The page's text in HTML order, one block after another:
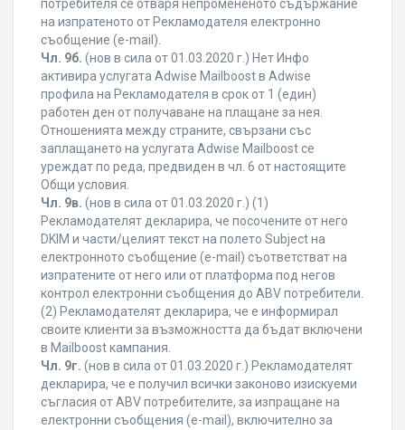
потребителя се отваря непромененото съдържание
на изпратеното от Рекламодателя електронно
съобщение (e-mail).
Чл. 9б. (нов в сила от 01.03.2020 г.) Нет Инфо
активира услугата Adwise Mailboost в Adwise
профила на Рекламодателя в срок от 1 (един)
работен ден от получаване на плащане за нея.
Отношенията между страните, свързани със
заплащането на услугата Adwise Mailboost се
уреждат по реда, предвиден в чл. 6 от настоящите
Общи условия.
Чл. 9в. (нов в сила от 01.03.2020 г.) (1)
Рекламодателят декларира, че посочените от него
DKIM и части/целият текст на полето Subject на
електронното съобщение (e-mail) съответстват на
изпратените от него или от платформа под негов
контрол електронни съобщения до ABV потребители.
(2) Рекламодателят декларира, че е информирал
своите клиенти за възможността да бъдат включени
в Mailboost кампания.
Чл. 9г. (нов в сила от 01.03.2020 г.) Рекламодателят
декларира, че е получил всички законово изискуеми
съгласия от ABV потребителите, за изпращане на
електронни съобщения (e-mail), включително за